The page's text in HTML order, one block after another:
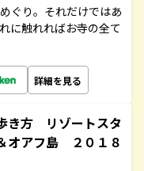
ぐり。それだけではあ
に触れればお寺の全て
詳細を見る
き方 リゾートスタ
オアフ島 ２０１８